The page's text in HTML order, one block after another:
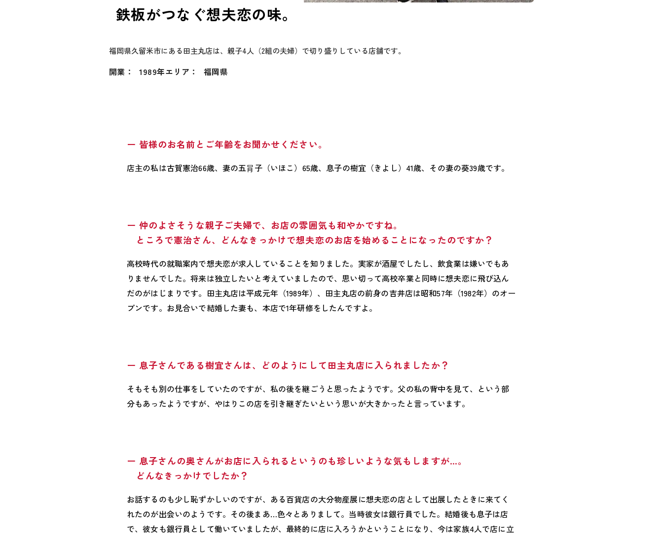
鉄板がつなぐ想夫恋の味。
福岡県久留米市にある田主丸店は、親子4人（2組の夫婦）で切り盛りしている店舗です。
開業： 1989年エリア： 福岡県
ー 皆様のお名前とご年齢をお聞かせください。
店主の私は古賀憲治66歳、妻の五肙子（いほこ）65歳、息子の樹宜（きよし）41歳、その妻の葵39歳です。
ー 仲のよさそうな親子ご夫婦で、お店の雰囲気も和やかですね。
ところで憲治さん、どんなきっかけで想夫恋のお店を始めることになったのですか？
高校時代の就職案内で想夫恋が求人していることを知りました。実家が酒屋でしたし、飲食業は嫌いでもあ
りませんでした。将来は独立したいと考えていましたので、思い切って高校卒業と同時に想夫恋に飛び込ん
だのがはじまりです。田主丸店は平成元年（1989年）、田主丸店の前身の吉井店は昭和57年（1982年）のオー
プンです。お見合いで結婚した妻も、本店で1年研修をしたんですよ。
ー 息子さんである樹宜さんは、どのようにして田主丸店に入られましたか？
そもそも別の仕事をしていたのですが、私の後を継ごうと思ったようです。父の私の背中を見て、という部
分もあったようですが、やはりこの店を引き継ぎたいという思いが大きかったと言っています。
ー 息子さんの奥さんがお店に入られるというのも珍しいような気もしますが…。
どんなきっかけでしたか？
お話するのも少し恥ずかしいのですが、ある百貨店の大分物産展に想夫恋の店として出展したときに来てく
れたのが出会いのようです。その後まあ…色々とありまして。当時彼女は銀行員でした。結婚後も息子は店
で、彼女も銀行員として働いていましたが、最終的に店に入ろうかということになり、今は家族4人で店に立